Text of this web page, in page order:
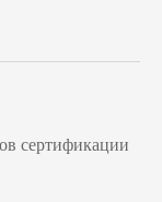
сертификации